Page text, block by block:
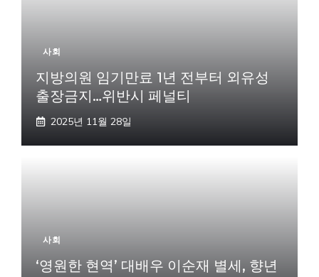
사회
지방의원 임기만료 1년 전부터 외유성
출장금지…위반시 페널티
2025년 11월 28일
사회
‘영원한 현역’ 대배우 이순재 별세, 향년